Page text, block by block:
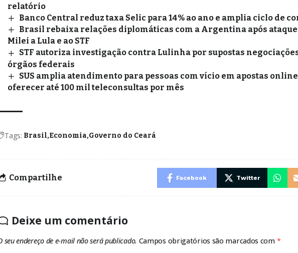
relatório
Banco Central reduz taxa Selic para 14% ao ano e amplia ciclo de
Brasil rebaixa relações diplomáticas com a Argentina após
Milei a Lula e ao STF
STF autoriza investigação contra Lulinha por supostas
órgãos federais
SUS amplia atendimento para pessoas com vício em apostas online
oferecer até 100 mil teleconsultas por mês
Tags: Brasil Economia Governo do Ceará
Compartilhe Facebook Twitter
Deixe um comentário
seu endereço de e-mail não será publicado. Campos obrigatórios são marcados com *